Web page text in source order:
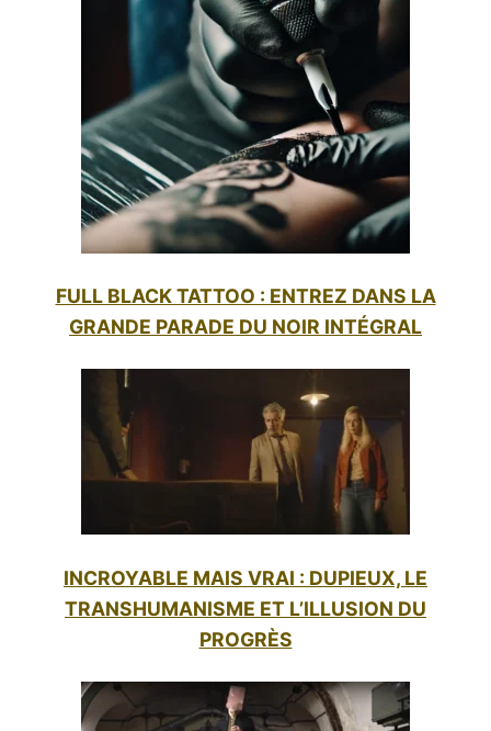
FULL BLACK TATTOO : ENTREZ DANS LA
GRANDE PARADE DU NOIR INTÉGRAL
INCROYABLE MAIS VRAI : DUPIEUX, LE
TRANSHUMANISME ET L’ILLUSION DU
PROGRÈS